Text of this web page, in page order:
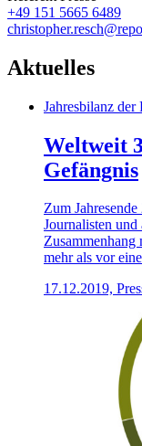
+49 151 5665 6489
Aktuelles
Jahresbilanz der
Weltweit
Gefängnis
Zum
Journalisten
mehr als vor
17.12.2019,